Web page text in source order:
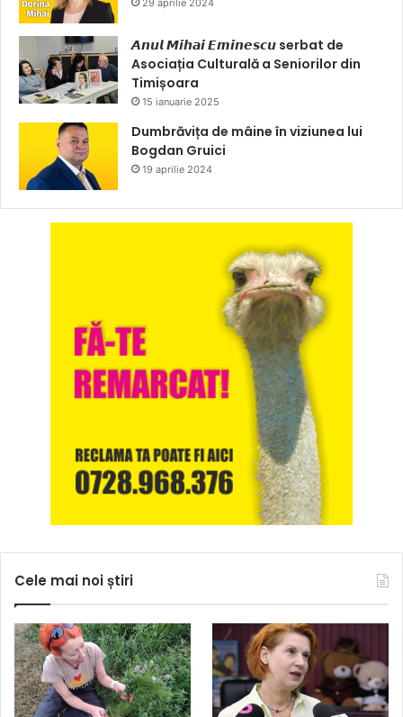
29 aprilie 2024
𝘼𝙣𝙪𝙡 𝙈𝙞𝙝𝙖𝙞 𝙀𝙢𝙞𝙣𝙚𝙨𝙘𝙪 serbat de
Asociația Culturală a Seniorilor din
Timișoara
15 ianuarie 2025
Dumbrăvița de mâine în viziunea lui
Bogdan Gruici
19 aprilie 2024
Cele mai noi știri